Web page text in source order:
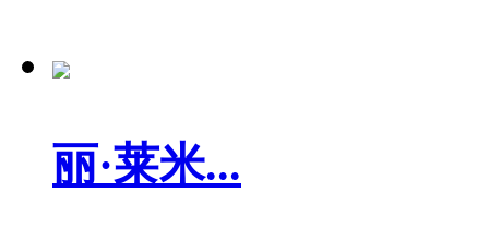
丽·莱米...